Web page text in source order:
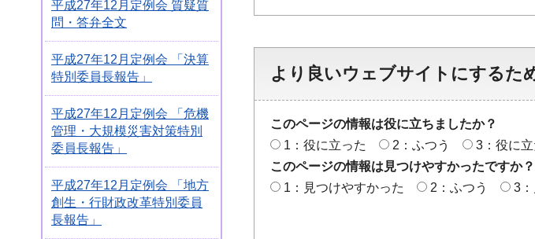
平成27年12月定例会 質疑質
問・答弁全文
平成27年12月定例会 「決算
特別委員長報告」
平成27年12月定例会 「危機
管理・大規模災害対策特別
委員長報告」
平成27年12月定例会 「地方
創生・行財政改革特別委員
長報告」
より良いウェブサイトにするた
このページの情報は役に立ちましたか？
1：役に立った
2：ふつう
3：役に
このページの情報は見つけやすかったですか？
1：見つけやすかった
2：ふつう 3